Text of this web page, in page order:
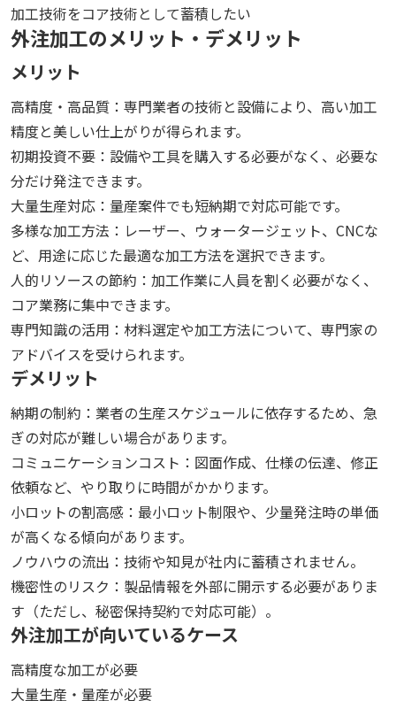
加工技術をコア技術として蓄積したい
外注加工のメリット・デメリット
メリット
高精度・高品質：専門業者の技術と設備により、高い加工
精度と美しい仕上がりが得られます。
初期投資不要：設備や工具を購入する必要がなく、必要な
分だけ発注できます。
大量生産対応：量産案件でも短納期で対応可能です。
多様な加工方法：レーザー、ウォータージェット、CNCな
ど、用途に応じた最適な加工方法を選択できます。
人的リソースの節約：加工作業に人員を割く必要がなく、
コア業務に集中できます。
専門知識の活用：材料選定や加工方法について、専門家の
アドバイスを受けられます。
デメリット
納期の制約：業者の生産スケジュールに依存するため、急
ぎの対応が難しい場合があります。
コミュニケーションコスト：図面作成、仕様の伝達、修正
依頼など、やり取りに時間がかかります。
小ロットの割高感：最小ロット制限や、少量発注時の単価
が高くなる傾向があります。
ノウハウの流出：技術や知見が社内に蓄積されません。
機密性のリスク：製品情報を外部に開示する必要がありま
す（ただし、秘密保持契約で対応可能）。
外注加工が向いているケース
高精度な加工が必要
大量生産・量産が必要